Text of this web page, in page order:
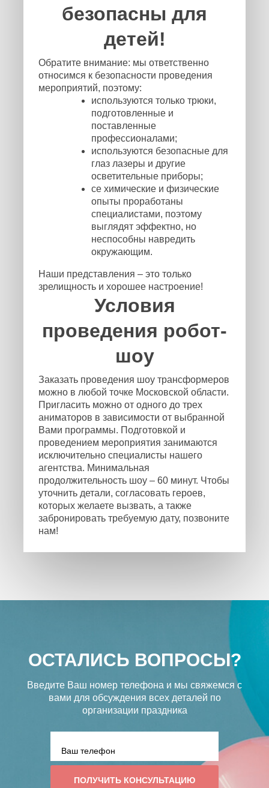
безопасны для
детей!
Обратите внимание: мы ответственно
относимся к безопасности проведения
мероприятий, поэтому:
используются только трюки,
подготовленные и
поставленные
профессионалами;
используются безопасные для
глаз лазеры и другие
осветительные приборы;
се химические и физические
опыты проработаны
специалистами, поэтому
выглядят эффектно, но
неспособны навредить
окружающим.
Наши представления – это только
зрелищность и хорошее настроение!
Условия
проведения робот-
шоу
Заказать проведения шоу трансформеров
можно в любой точке Московской области.
Пригласить можно от одного до трех
аниматоров в зависимости от выбранной
Вами программы. Подготовкой и
проведением мероприятия занимаются
исключительно специалисты нашего
агентства. Минимальная
продолжительность шоу – 60 минут. Чтобы
уточнить детали, согласовать героев,
которых желаете вызвать, а также
забронировать требуемую дату, позвоните
нам!
ОСТАЛИСЬ ВОПРОСЫ?
Введите Ваш номер телефона и мы свяжемся с
вами для обсуждения всех деталей по
организации праздника